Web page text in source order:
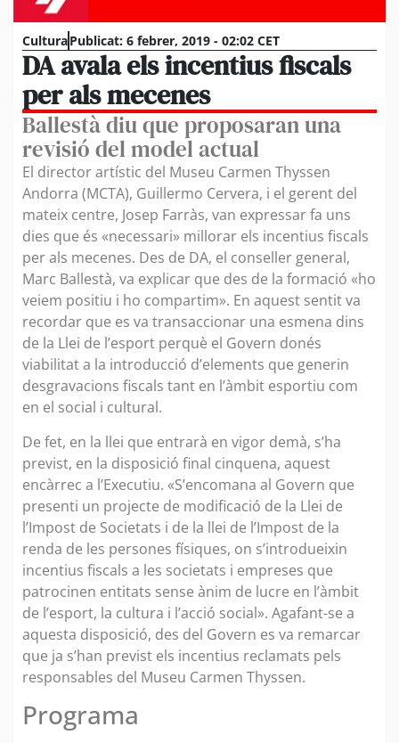
CulturaPublicat: 6 febrer, 2019 - 02:02 CET
DA avala els incentius fiscals
per als mecenes
Ballestà diu que proposaran una
revisió del model actual
El director artístic del Museu Carmen Thyssen
Andorra (MCTA), Guillermo Cervera, i el gerent del
mateix centre, Josep Farràs, van expressar fa uns
dies que és «necessari» millorar els incentius fiscals
per als mecenes. Des de DA, el conseller general,
Marc Ballestà, va explicar que des de la formació «ho
veiem positiu i ho compartim». En aquest sentit va
recordar que es va transaccionar una esmena dins
de la Llei de l’esport perquè el Govern donés
viabilitat a la introducció d’elements que generin
desgravacions fiscals tant en l’àmbit esportiu com
en el social i cultural.
De fet, en la llei que entrarà en vigor demà, s’ha
previst, en la disposició final cinquena, aquest
encàrrec a l’Executiu. «S’encomana al Govern que
presenti un projecte de modificació de la Llei de
l’Impost de Societats i de la llei de l’Impost de la
renda de les persones físiques, on s’introdueixin
incentius fiscals a les societats i empreses que
patrocinen entitats sense ànim de lucre en l’àmbit
de l’esport, la cultura i l’acció social». Agafant-se a
aquesta disposició, des del Govern es va remarcar
que ja s’han previst els incentius reclamats pels
responsables del Museu Carmen Thyssen.
Programa